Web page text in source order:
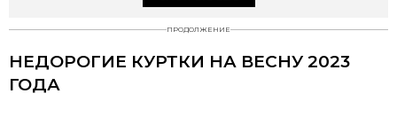
ПРОДОЛЖЕНИЕ
НЕДОРОГИЕ КУРТКИ НА ВЕСНУ 2023
ГОДА